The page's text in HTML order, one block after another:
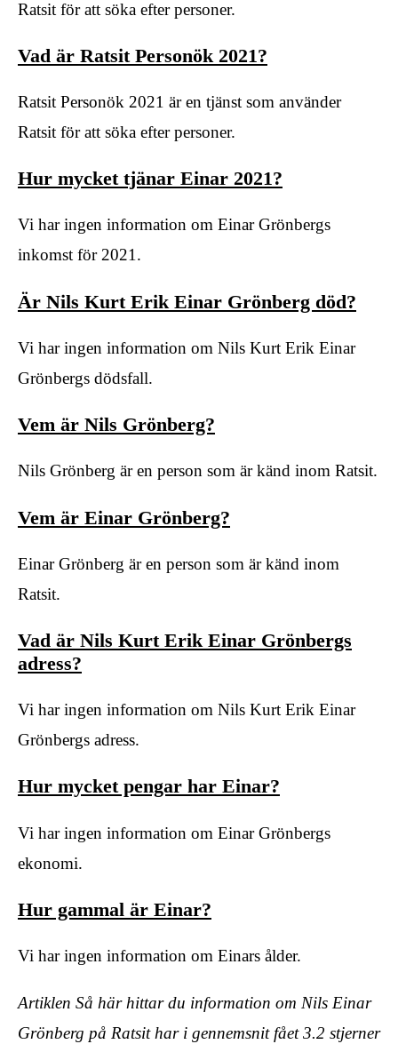
Ratsit för att söka efter personer.
Vad är Ratsit Personök 2021?
Ratsit Personök 2021 är en tjänst som använder
Ratsit för att söka efter personer.
Hur mycket tjänar Einar 2021?
Vi har ingen information om Einar Grönbergs
inkomst för 2021.
Är Nils Kurt Erik Einar Grönberg död?
Vi har ingen information om Nils Kurt Erik Einar
Grönbergs dödsfall.
Vem är Nils Grönberg?
Nils Grönberg är en person som är känd inom Ratsit.
Vem är Einar Grönberg?
Einar Grönberg är en person som är känd inom
Ratsit.
Vad är Nils Kurt Erik Einar Grönbergs
adress?
Vi har ingen information om Nils Kurt Erik Einar
Grönbergs adress.
Hur mycket pengar har Einar?
Vi har ingen information om Einar Grönbergs
ekonomi.
Hur gammal är Einar?
Vi har ingen information om Einars ålder.
Artiklen Så här hittar du information om Nils Einar
Grönberg på Ratsit har i gennemsnit fået3.2 stjerner